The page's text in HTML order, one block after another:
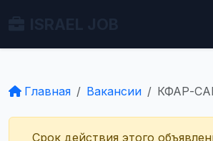
Главная Вакансии КФАР-
Срок действия этого